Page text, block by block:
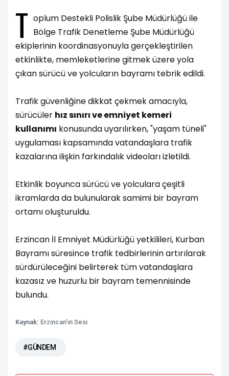
T oplum Destekli Polislik Şube Müdürlüğü ile
Bölge Trafik Denetleme Şube Müdürlüğü
ekiplerinin koordinasyonuyla gerçekleştirilen
etkinlikte, memleketlerine gitmek üzere yola
çıkan sürücü ve yolcuların bayramı tebrik edildi.
Trafik güvenliğine dikkat çekmek amacıyla,
sürücüler hız sınırı ve emniyet kemeri
kullanımı konusunda uyarılırken, "yaşam tüneli"
uygulaması kapsamında vatandaşlara trafik
kazalarına ilişkin farkındalık videoları izletildi.
Etkinlik boyunca sürücü ve yolculara çeşitli
ikramlarda da bulunularak samimi bir bayram
ortamı oluşturuldu.
Erzincan İl Emniyet Müdürlüğü yetkilileri, Kurban
Bayramı süresince trafik tedbirlerinin artırılarak
sürdürüleceğini belirterek tüm vatandaşlara
kazasız ve huzurlu bir bayram temennisinde
bulundu.
Kaynak: Erzincan'ın Sesi
#GÜNDEM